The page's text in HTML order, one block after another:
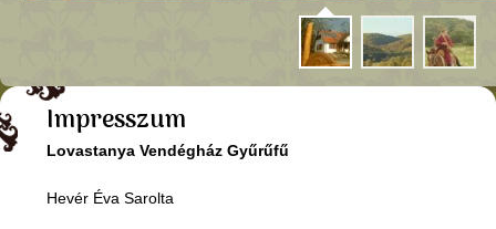
Impresszum
Lovastanya Vendégház Gyűrűfű
Hevér Éva Sarolta